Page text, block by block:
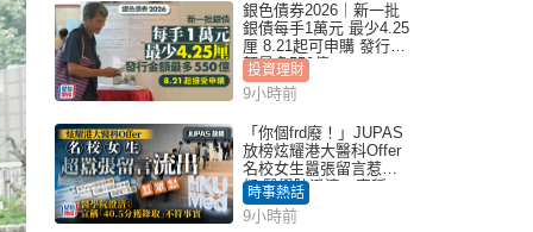
銀色債券2026｜新一批
銀債每手1萬元 最少4.25
厘 8.21起可申購 發行金
額最多550億
投資理財
9小時前
「你個frd廢！」JUPAS
放榜炫耀港大醫科Offer
名校女生囂張留言惹眾
怒 醫學院澄清：宣稱
「40.5分獲錄取」不符事
實｜Juicy叮
時事熱話
9小時前